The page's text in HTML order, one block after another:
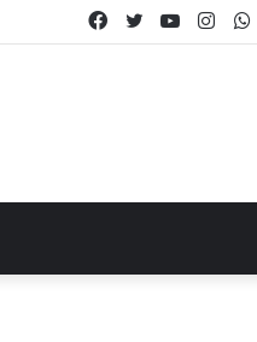
YouTube
Twitter
Facebook